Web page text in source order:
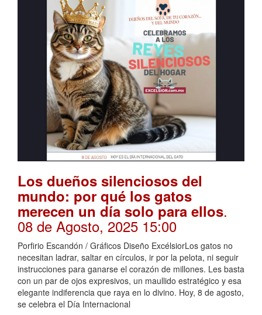
Los dueños silenciosos del
mundo: por qué los gatos
merecen un día solo para ellos.
08 de Agosto, 2025 15:00
Porfirio Escandón / Gráficos Diseño ExcélsiorLos gatos no
necesitan ladrar, saltar en círculos, ir por la pelota, ni seguir
instrucciones para ganarse el corazón de millones. Les basta
con un par de ojos expresivos, un maullido estratégico y esa
elegante indiferencia que raya en lo divino. Hoy, 8 de agosto,
se celebra el Día Internacional